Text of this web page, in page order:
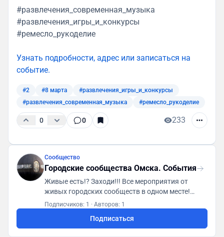
#развлечения_современная_музыка
#развлечения_игры_и_конкурсы
#ремесло_рукоделие
Узнать подробности, адрес или записаться на
событие.
#2 #8 марта
#развлечения_игры_и_конкурсы
#развлечения_современная_музыка
#ремесло_рукоделие
0 0 233
Сообщество
Городские сообщества Омска. События
Живые есть!? Заходи!!! Все мероприятия от
живых городских сообществ в одном месте!
Первая городская платформа "ГСА. Генератор
https://t.me/gsaomsk_bot
Подписчиков: 1 · Авторов: 1
Подписаться